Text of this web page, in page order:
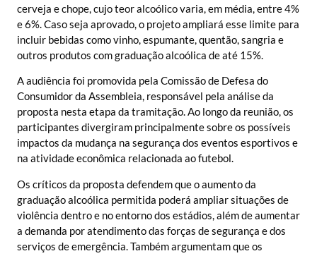
cerveja e chope, cujo teor alcoólico varia, em média, entre 4%
e 6%. Caso seja aprovado, o projeto ampliará esse limite para
incluir bebidas como vinho, espumante, quentão, sangria e
outros produtos com graduação alcoólica de até 15%.
A audiência foi promovida pela Comissão de Defesa do
Consumidor da Assembleia, responsável pela análise da
proposta nesta etapa da tramitação. Ao longo da reunião, os
participantes divergiram principalmente sobre os possíveis
impactos da mudança na segurança dos eventos esportivos e
na atividade econômica relacionada ao futebol.
Os críticos da proposta defendem que o aumento da
graduação alcoólica permitida poderá ampliar situações de
violência dentro e no entorno dos estádios, além de aumentar
a demanda por atendimento das forças de segurança e dos
serviços de emergência. Também argumentam que os